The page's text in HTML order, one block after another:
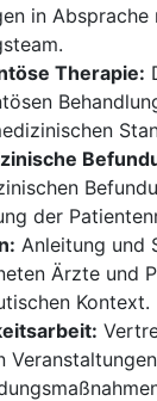
in Absprache
Therapie:
der
Anleitung und
Ärzte und
Kontext.